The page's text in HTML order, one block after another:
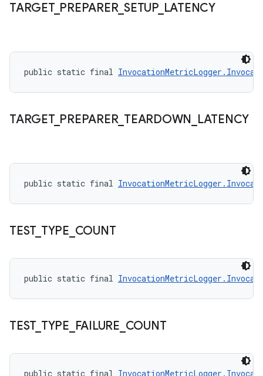
TARGET_ PREPARER_ SETUP_ LATENCY
public static final
TARGET_ PREPARER_ TEARDOWN LATENCY
public static final
TEST_ TYPE COUNT
public static final
TEST_ TYPE FAILURE COUNT
public static final